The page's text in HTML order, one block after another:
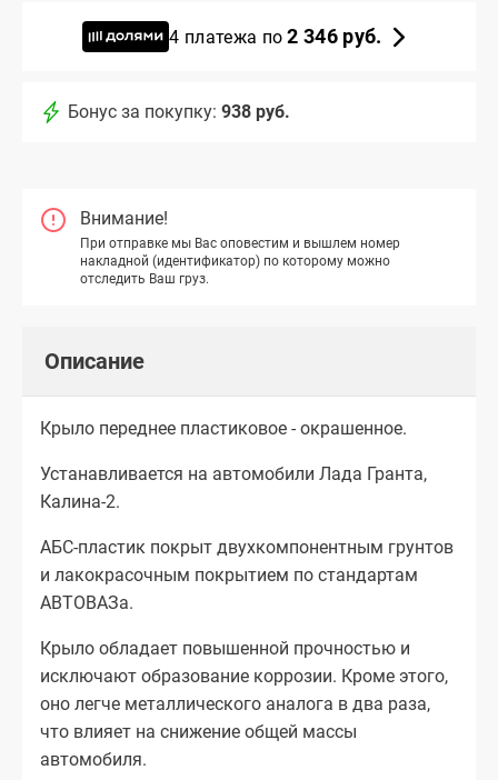
4 платежа по2 346 руб.
Бонус за покупку: 938 руб.
Внимание!
При отправке мы Вас оповестим и вышлем номер
накладной (идентификатор) по которому можно
отследить Ваш груз.
Описание
Крыло переднее пластиковое - окрашенное.
Устанавливается на автомобили Лада Гранта,
Калина-2.
АБС-пластик покрыт двухкомпонентным грунтов
и лакокрасочным покрытием по стандартам
АВТОВАЗа.
Крыло обладает повышенной прочностью и
исключают образование коррозии. Кроме этого,
оно легче металлического аналога в два раза,
что влияет на снижение общей массы
автомобиля.